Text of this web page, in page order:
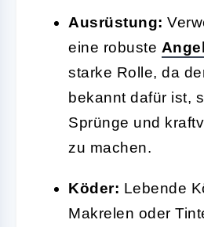
Ausrüstung:
eine robuste
starke Rolle, da
bekannt dafür ist,
Sprünge und
zu machen.
Köder: Lebende
Makrelen oder